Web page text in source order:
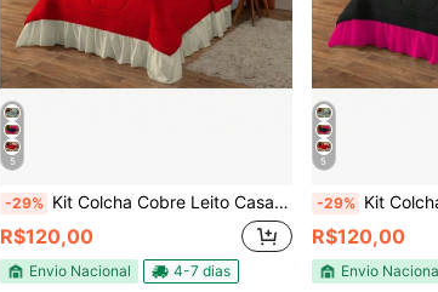
5
-29% Kit Colcha Cobre Leito Casal Queen Estampado ( Ele & Ela ) 03 Peças
R$120,00
Envio Nacional 4-7 dias
5
-29% Kit Colcha Cobre
R$120,00
Envio